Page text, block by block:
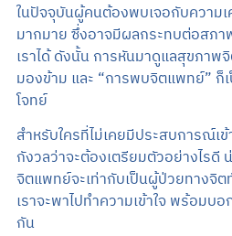
TH
02-589-
ในปัจจุบันผู้คนต้องพบเจอกับความ
มากมาย ซึ่งอาจมีผลกระทบต่อสภ
เราได้ ดังนั้น การหันมาดูแลสุขภา
มองข้าม และ “การพบจิตแพทย์” ก็
โจทย์
สำหรับใครที่ไม่เคยมีประสบการณ์
กังวลว่าจะต้องเตรียมตัวอย่างไรดี
จิตแพทย์จะเท่ากับเป็นผู้ป่วยทางจิต
เราจะพาไปทำความเข้าใจ พร้อม
กัน